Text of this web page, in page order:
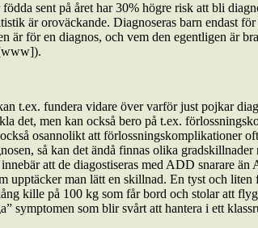
sent på året har 30% högre risk att bli
är oroväckande. Diagnoseras barn endast
är för en diagnos, och vem den egentligen är
t.ex. fundera vidare över varför just pojkar
det, men kan också bero på t.ex.
osannolikt att förlossningskomplikationer
så kan det ändå finnas olika
att de diagostiseras med ADD snarare
upptäcker man lätt en skillnad. En tyst och
kille på 100 kg som får bord och stolar att
symptomen som blir svårt att hantera i ett